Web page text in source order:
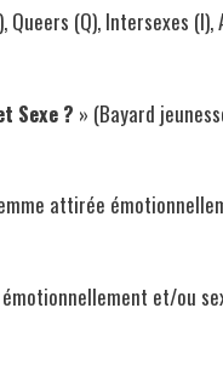
Queers (Q), Intersexes
Sexe ? » (Bayard
attirée
et/ou